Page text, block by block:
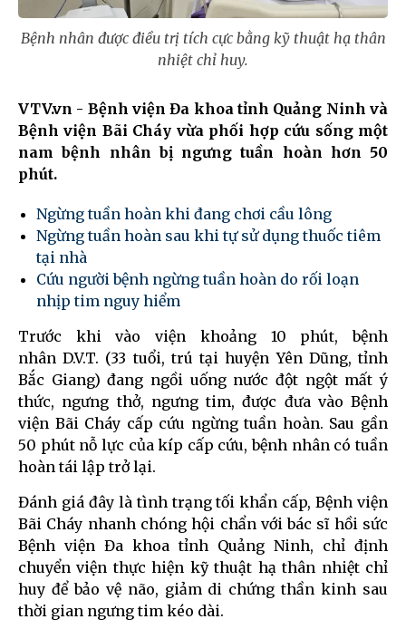
Bệnh nhân được điều trị tích cực bằng kỹ thuật hạ thân
nhiệt chỉ huy.
VTV.vn - Bệnh viện Đa khoa tỉnh Quảng Ninh và
Bệnh viện Bãi Cháy vừa phối hợp cứu sống một
nam bệnh nhân bị ngưng tuần hoàn hơn 50
phút.
Ngừng tuần hoàn khi đang chơi cầu lông
Ngừng tuần hoàn sau khi tự sử dụng thuốc tiêm
tại nhà
Cứu người bệnh ngừng tuần hoàn do rối loạn
nhịp tim nguy hiểm
Trước khi vào viện khoảng 10 phút, bệnh
nhân D.V.T. (33 tuổi, trú tại huyện Yên Dũng, tỉnh
Bắc Giang) đang ngồi uống nước đột ngột mất ý
thức, ngưng thở, ngưng tim, được đưa vào Bệnh
viện Bãi Cháy cấp cứu ngừng tuần hoàn. Sau gần
50 phút nỗ lực của kíp cấp cứu, bệnh nhân có tuần
hoàn tái lập trở lại.
Đánh giá đây là tình trạng tối khẩn cấp, Bệnh viện
Bãi Cháy nhanh chóng hội chẩn với bác sĩ hồi sức
Bệnh viện Đa khoa tỉnh Quảng Ninh, chỉ định
chuyển viện thực hiện kỹ thuật hạ thân nhiệt chỉ
huy để bảo vệ não, giảm di chứng thần kinh sau
thời gian ngưng tim kéo dài.